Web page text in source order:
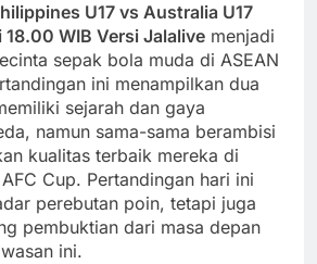
U17 vs Australia U17
18.00 WIB Versi Jalalive menjadi
sepak bola muda di ASEAN
ini menampilkan dua
sejarah dan gaya
namun sama-sama berambisi
kualitas terbaik mereka di
Cup. Pertandingan hari ini
perebutan poin, tetapi juga
pembuktian dari masa depan
ini.